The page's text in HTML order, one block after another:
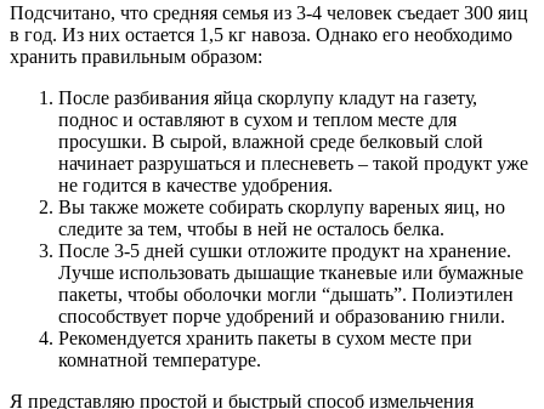
Подсчитано, что средняя семья из 3-4 человек съедает 300 яиц
в год. Из них остается 1,5 кг навоза. Однако его необходимо
хранить правильным образом:
После разбивания яйца скорлупу кладут на газету,
поднос и оставляют в сухом и теплом месте для
просушки. В сырой, влажной среде белковый слой
начинает разрушаться и плесневеть – такой продукт уже
не годится в качестве удобрения.
Вы также можете собирать скорлупу вареных яиц, но
следите за тем, чтобы в ней не осталось белка.
После 3-5 дней сушки отложите продукт на хранение.
Лучше использовать дышащие тканевые или бумажные
пакеты, чтобы оболочки могли “дышать”. Полиэтилен
способствует порче удобрений и образованию гнили.
Рекомендуется хранить пакеты в сухом месте при
комнатной температуре.
Я представляю простой и быстрый способ измельчения